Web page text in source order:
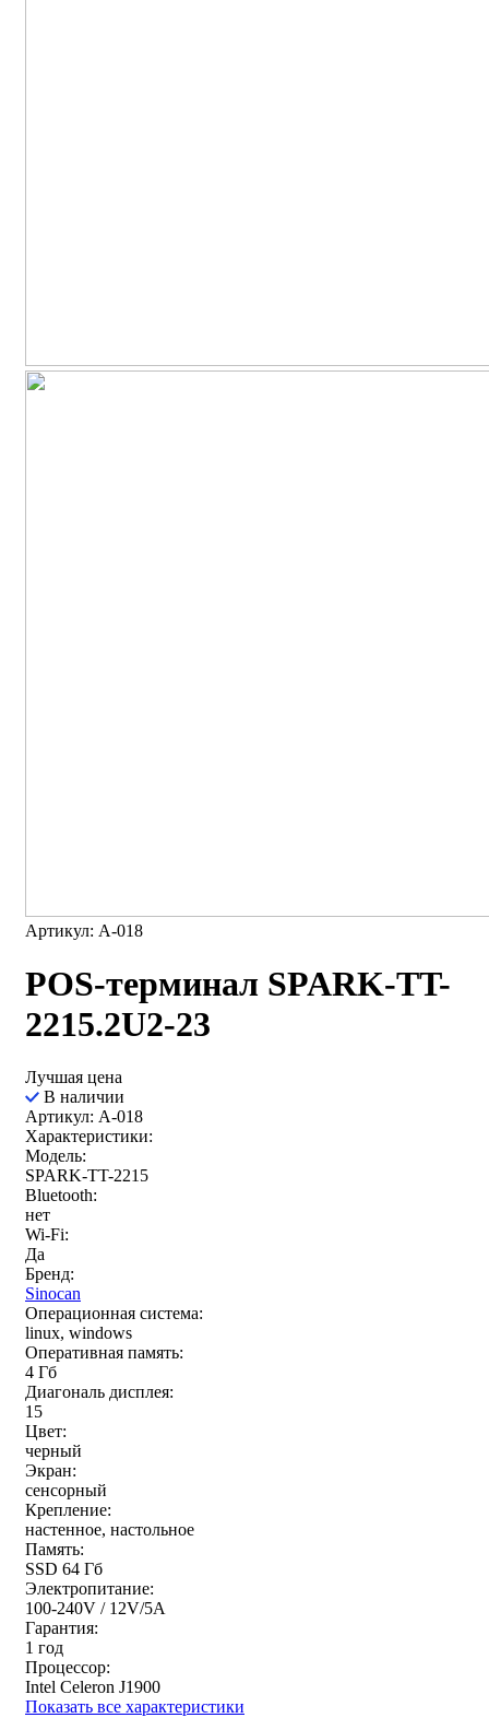
Артикул: A-018
POS-терминал SPARK-TT-
2215.2U2-23
Лучшая цена
В наличии
Артикул: A-018
Характеристики:
Модель:
SPARK-TT-2215
Bluetooth:
нет
Wi-Fi:
Да
Бренд:
Sinocan
Операционная система:
linux, windows
Оперативная память:
4 Гб
Диагональ дисплея:
15
Цвет:
черный
Экран:
сенсорный
Крепление:
настенное, настольное
Память:
SSD 64 Гб
Электропитание:
100-240V / 12V/5A
Гарантия:
1 год
Процессор:
Intel Celeron J1900
Показать все характеристики